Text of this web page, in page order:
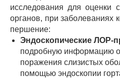
исследования для оценки
органов, при заболеваниях
першение:
Эндоскопические ЛОР-
подробную информацию
поражения слизистых
помощью эндоскопии